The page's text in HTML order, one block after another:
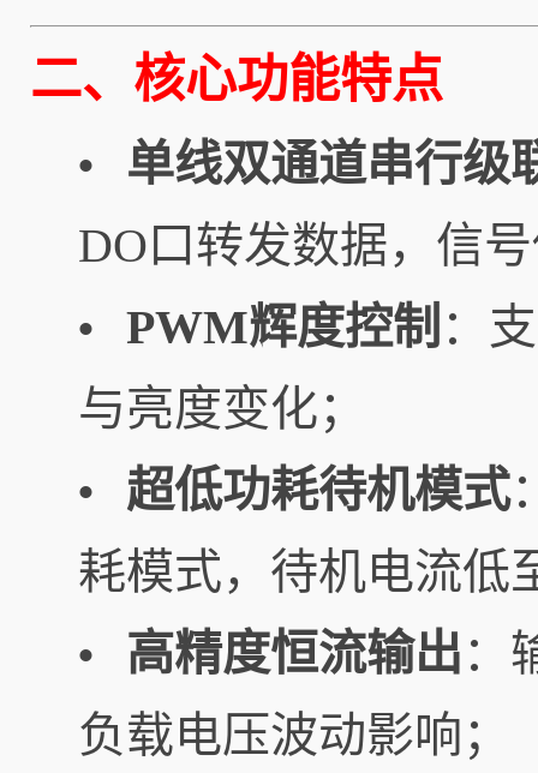
二、核心功能特点
• 单线双通道串行级
DO口转发数据，信
• PWM辉度控制 ：
与亮度变化；
• 超低功耗待机模式
耗模式，待机电流低
• 高精度恒流输出 ：
负载电压波动影响；